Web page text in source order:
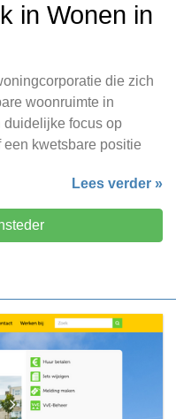
in Wonen in
die zich
woonruimte in
duidelijke focus op
kwetsbare positie
Lees verder »